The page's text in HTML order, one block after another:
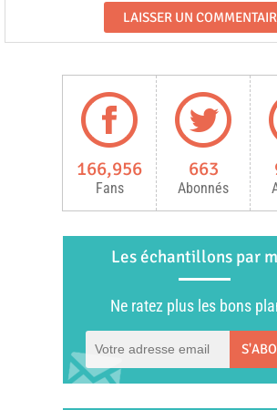
166,956
Fans
663
Abonnés
Les échantillons par
Ne ratez plus les bons